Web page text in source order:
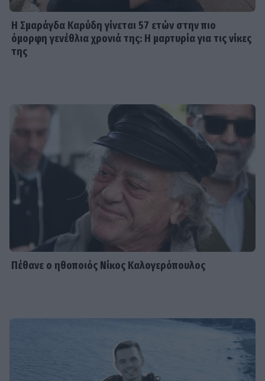
Η Σμαράγδα Καρύδη γίνεται 57 ετών στην πιο
όμορφη γενέθλια χρονιά της: Η μαρτυρία για τις νίκες
της
Πέθανε ο ηθοποιός Νίκος Καλογερόπουλος